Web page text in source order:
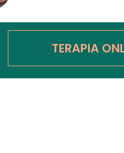
TERAPIA